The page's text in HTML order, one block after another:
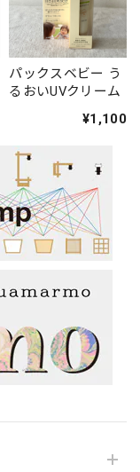
パックスベビー う
るおいUVクリーム
¥1,100